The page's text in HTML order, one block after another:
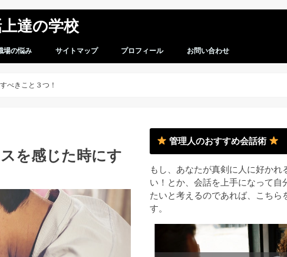
達の学校
場の悩み サイトマップ プロフィール お問い合わせ
べきこと３つ！
を感じた時にす
管理人のおすすめ会話術
もし、あなたが真剣に人に好かれ
い！とか、会話を上手になって自
たいと考えるのであれば、こちら
す。